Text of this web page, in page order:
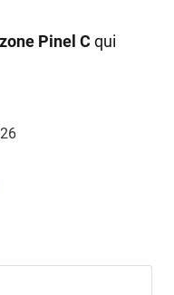
zone Pinel C qui